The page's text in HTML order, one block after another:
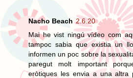
Nacho Beach 2.6.20
Mai he vist ningú vídeo com
tampoc sabia que existia un
informen un poc sobre la
paregut molt important
eròtiques les envia a una altra